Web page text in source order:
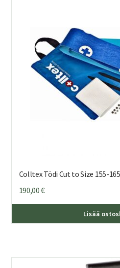
Colltex Tödi Cut to Size 155-
190,00€
Lisää